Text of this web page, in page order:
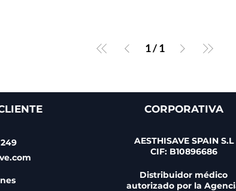
1/ 1
CORPORATIVA
AESTHISAVE SPAIN S.L
CIF: B10896686
Distribuidor médico
autorizado por la